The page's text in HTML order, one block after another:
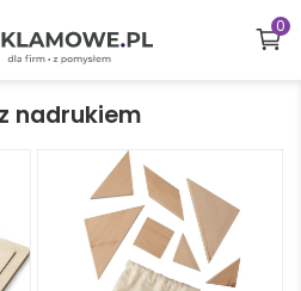
0
nadrukiem